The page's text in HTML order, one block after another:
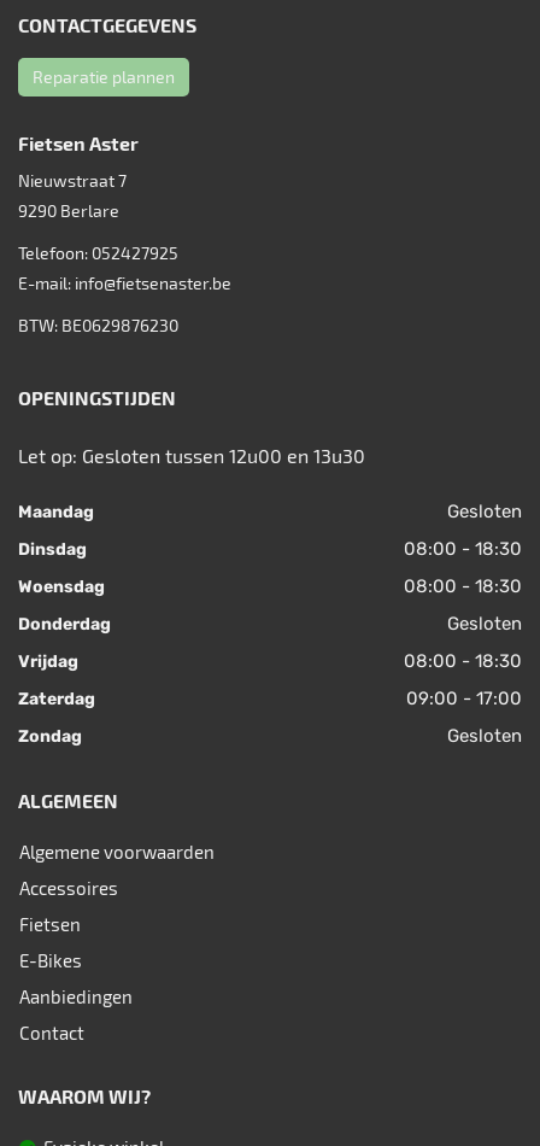
CONTACTGEGEVENS
Reparatie plannen
Fietsen Aster
Nieuwstraat 7
9290 Berlare
Telefoon: 052427925
E-mail: info@fietsenaster.be
BTW: BE0629876230
OPENINGSTIJDEN
Let op: Gesloten tussen 12u00 en 13u30
Maandag Gesloten
Dinsdag 08:00 - 18:30
Woensdag 08:00 - 18:30
Donderdag Gesloten
Vrijdag 08:00 - 18:30
Zaterdag 09:00 - 17:00
Zondag Gesloten
ALGEMEEN
Algemene voorwaarden
Accessoires
Fietsen
E-Bikes
Aanbiedingen
Contact
WAAROM WIJ?